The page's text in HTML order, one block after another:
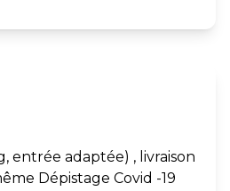
entrée adaptée) , livraison
Dépistage Covid -19